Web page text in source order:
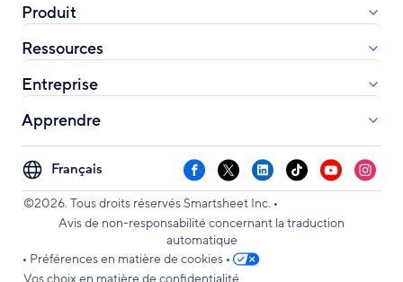
Produit
Ressources
Entreprise
Apprendre
Select
your
language
Facebook
X LinkedInTikTokYouTube
©2026. Tous droits réservés Smartsheet Inc. •
Avis de non-responsabilité concernant la traduction
automatique
• Préférences en matière de cookies •